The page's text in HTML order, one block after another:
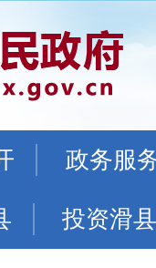
政务服
投资滑县